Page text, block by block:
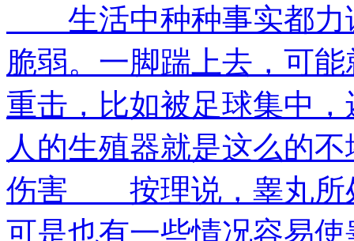
生活中种种事实都力
脆弱。一脚踹上去，可
重击，比如被足球集中
人的生殖器就是这么
伤害 按理说，睾丸所
可是也有一些情况容易